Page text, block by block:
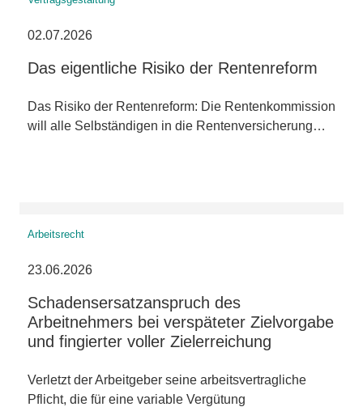
02.07.2026
Das eigentliche Risiko der Rentenreform
Das Risiko der Rentenreform: Die Rentenkommission
will alle Selbständigen in die Rentenversicherung…
Arbeitsrecht
23.06.2026
Schadensersatzanspruch des
Arbeitnehmers bei verspäteter Zielvorgabe
und fingierter voller Zielerreichung
Verletzt der Arbeitgeber seine arbeitsvertragliche
Pflicht, die für eine variable Vergütung